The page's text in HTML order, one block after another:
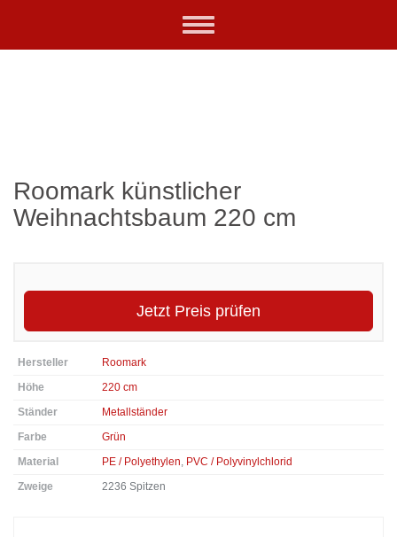
Toggle
Roomark künstlicher
Weihnachtsbaum 220 cm
Jetzt Preis prüfen
Hersteller
Roomark
Höhe
220 cm
Ständer
Metallständer
Farbe
Grün
Material
PE / Polyethylen, PVC / Polyvinylchlorid
Zweige
2236 Spitzen